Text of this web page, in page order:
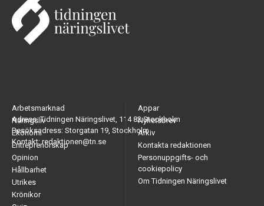
Adress: Tidningen Näringslivet, 114 82 Stockholm
Besöksadress: Storgatan 19, Stockholm
Kontakt: redaktionen@tn.se
Arbetsmarknad
Näringsliv
Ekonomi
Entreprenörskap
Opinion
Hållbarhet
Utrikes
Krönikor
Appar
Nyhetsbrev
Arkiv
Kontakta redaktionen
Personuppgifts- och
cookiepolicy
Om Tidningen Näringslivet